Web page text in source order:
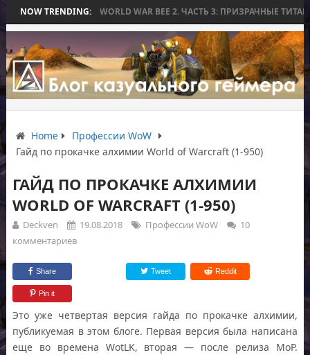
NOW TRENDING:
БИТВЫ WORLD WAR BEE 2. ЧАСТЬ 3: ПРИЗРАЧНЫЕ ТИТАНЫ И
Home
Профессии WoW
Гайд по прокачке алхимии World of Warcraft (1-950)
ГАЙД ПО ПРОКАЧКЕ АЛХИМИИ
WORLD OF WARCRAFT (1-950)
Deckven 19.08.2018 Профессии WoW
10
комментариев
Share Tweet Reddit
Pin it
Это уже четвертая версия гайда по прокачке алхимии,
публикуемая в этом блоге. Первая версия была написана
еще во времена WotLK, вторая — после релиза MoP.